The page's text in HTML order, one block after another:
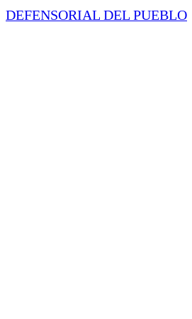
DEFENSORIAL DEL PUEBLO